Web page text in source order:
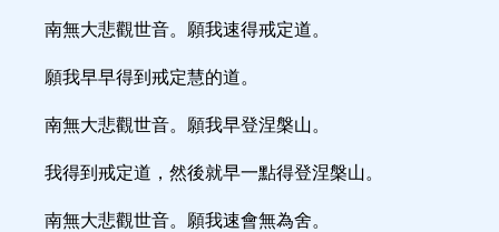
南無大悲觀世音。願我速得戒定道。
願我早早得到戒定慧的道。
南無大悲觀世音。願我早登涅槃山。
我得到戒定道，然後就早一點得登涅槃山。
南無大悲觀世音。願我速會無為舍。